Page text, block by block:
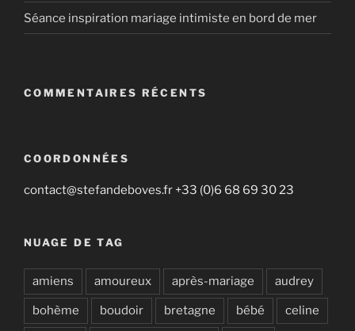
Séance inspiration mariage intimiste en bord de mer
COMMENTAIRES RÉCENTS
COORDONNÉES
contact@stefandeboves.fr +33 (0)6 68 69 30 23
NUAGE DE TAG
amiens amoureux après-mariage audrey
bohème boudoir bretagne bébé celine